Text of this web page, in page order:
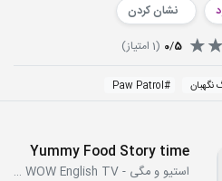
نشان کردن
0/5
(
1 امتیاز)
#
Paw Patrol
Yummy Food Story time
استیو و مگی - Steve and Maggie WOW English TV